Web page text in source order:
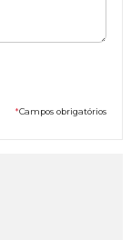
*Campos obrigatórios